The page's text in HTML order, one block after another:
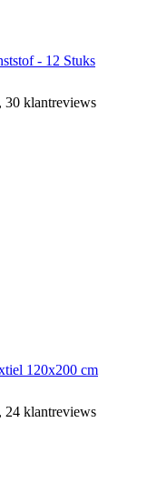
- 12 Stuks
30 klantreviews
120x200 cm
24 klantreviews